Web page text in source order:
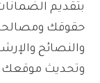
بتقديم
حقوقك
والنصائح
وتحديث موقعك.